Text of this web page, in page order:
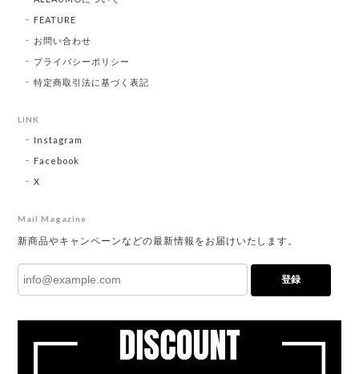
FEATURE
お問い合わせ
プライバシーポリシー
特定商取引法に基づく表記
LINK
Instagram
Facebook
X
Mail Magazine
新商品やキャンペーンなどの最新情報をお届けいたします。
登録